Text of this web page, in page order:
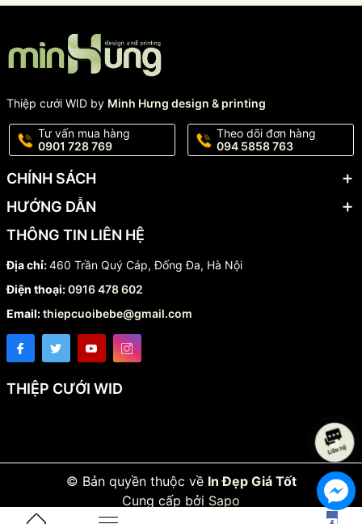
Thiệp cưới WID by Minh Hưng design & printing
Tư vấn mua hàng
0901 728 769
Theo dõi đơn hàng
094 5858 763
CHÍNH SÁCH
HƯỚNG DẪN
THÔNG TIN LIÊN HỆ
Địa chỉ:460 Trần Quý Cáp, Đống Đa, Hà Nội
Điện thoại:0916 478 602
Email:thiepcuoibebe@gmail.com
THIỆP CƯỚI WID
© Bản quyền thuộc về In Đẹp Giá Tốt
Cung cấp bởi Sapo